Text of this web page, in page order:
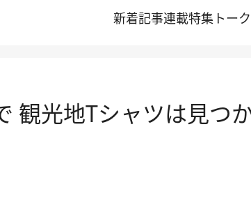
新着記事連載特集 トー
観光地Tシャツは見つ